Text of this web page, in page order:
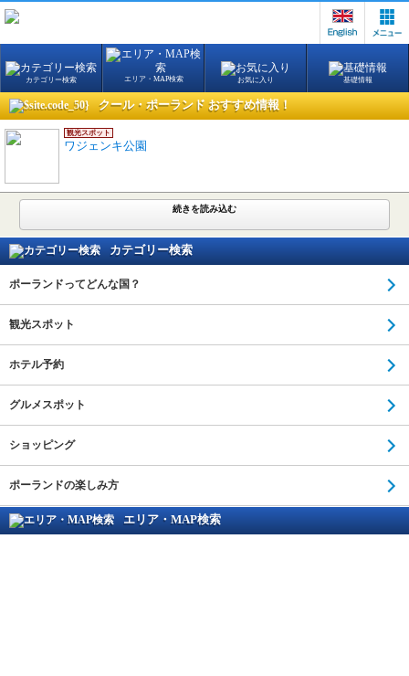
カテゴリー検索 エリア・MAP検索 お気に入り 基礎情報
クール・ポーランド おすすめ情報！
観光スポット
ワジェンキ公園
続きを読み込む
カテゴリー検索
ポーランドってどんな国？
観光スポット
ホテル予約
グルメスポット
ショッピング
ポーランドの楽しみ方
エリア・MAP検索